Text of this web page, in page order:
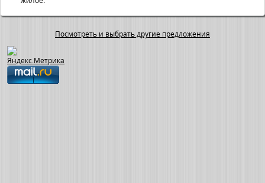
Посмотреть и выбрать другие предложения